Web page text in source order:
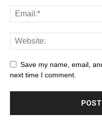
Save my name, email,
next time I comment.